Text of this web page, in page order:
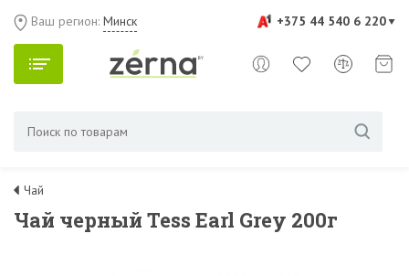
+375 44 540 6 220
Ваш регион: Минск
Чай
Чай черный Tess Earl Grey 200г